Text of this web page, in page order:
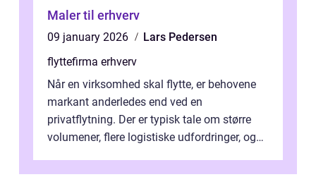
Maler til erhverv
09 january 2026
Lars Pedersen
flyttefirma erhverv
Når en virksomhed skal flytte, er behovene
markant anderledes end ved en
privatflytning. Der er typisk tale om større
volumener, flere logistiske udfordringer, og